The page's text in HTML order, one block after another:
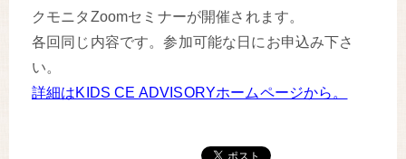
クモニタZoomセミナーが開催されます。
各回同じ内容です。参加可能な日にお申込み下さ
い。
詳細はKIDS CE ADVISORYホームページから。